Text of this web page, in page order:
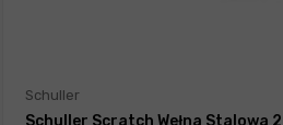
Schuller
Schuller Scratch Wełna Stalowa